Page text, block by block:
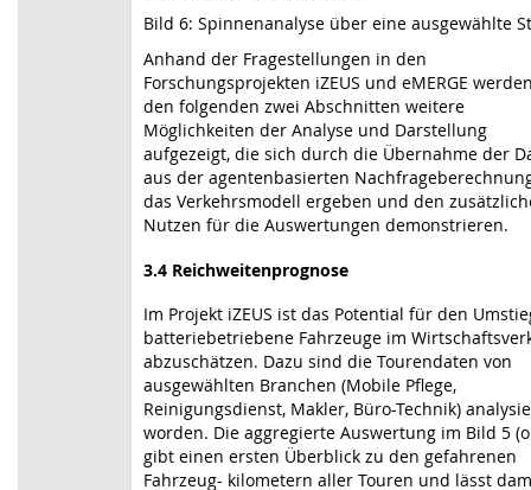
Bild 6: Spinnenanalyse über eine ausgewählte
Anhand der Fragestellungen in den
Forschungsprojekten iZEUS und eMERGE
den folgenden zwei Abschnitten weitere
Möglichkeiten der Analyse und Darstellung
aufgezeigt, die sich durch die Übernahme der
aus der agentenbasierten
das Verkehrsmodell ergeben und den
Nutzen für die Auswertungen demonstrieren.
3.4 Reichweitenprognose
Im Projekt iZEUS ist das Potential für den
batteriebetriebene Fahrzeuge im
abzuschätzen. Dazu sind die Tourendaten von
ausgewählten Branchen (Mobile Pflege,
Reinigungsdienst, Makler, Büro-Technik)
worden. Die aggregierte Auswertung im Bild 5
gibt einen ersten Überblick zu den gefahrenen
Fahrzeug- kilometern aller Touren und lässt